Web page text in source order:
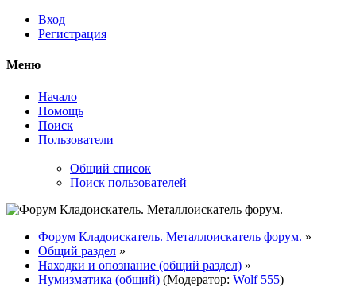
Вход
Регистрация
Меню
Начало
Помощь
Поиск
Пользователи
Общий список
Поиск пользователей
Форум Кладоискатель. Металлоискатель форум. »
Общий раздел »
Находки и опознание (общий раздел) »
Нумизматика (общий) (Модератор: Wolf 555)